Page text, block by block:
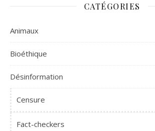
CATÉGORIES
Animaux
Bioéthique
Désinformation
Censure
Fact-checkers